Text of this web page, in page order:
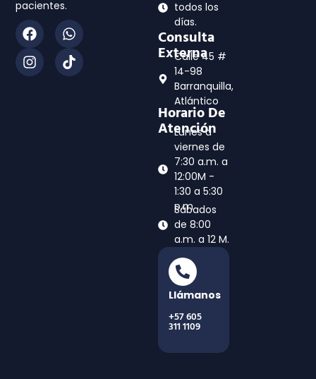
pacientes.
todos los
días.
Consulta
Externa
Calle 45 #
14-98
Barranquilla,
Atlántico
Horario De
Atención
Lunes a
viernes de
7:30 a.m. a
12:00M -
1:30 a 5:30
p.m
Sábados
de 8:00
a.m. a 12 M.
Llámanos
+57 605
311 1109